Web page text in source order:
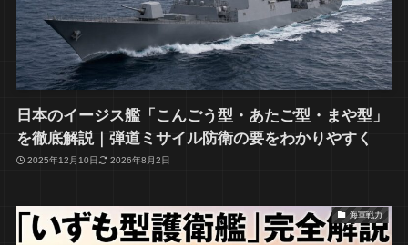
日本のイージス艦「こんごう型・あたご型・まや型」
を徹底解説｜弾道ミサイル防衛の要をわかりやすく
2025年12月10日 2026年8月2日
海軍戦力